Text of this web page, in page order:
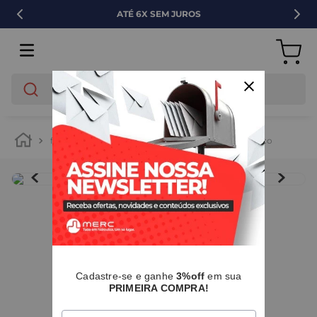
ATÉ 6X SEM JUROS
O que você está buscando?
ferramentas laminas e discos de corte disco
IMAGENS MERAMENTE ILUSTRATIVAS
Cadastre-se e ganhe3%off em sua
PRIMEIRA COMPRA!